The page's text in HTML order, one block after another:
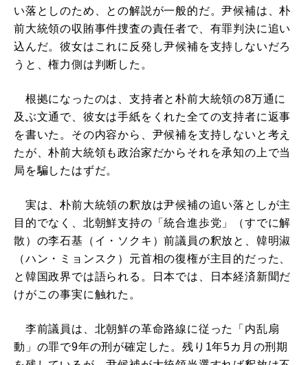
い落としのため、との解説が一般的だ。尹候補は、朴
前大統領の収賄事件捜査の責任者で、有罪判決に追い
込んだ。彼女はこれに反発し尹候補を支持しないだろ
うと、権力側は判断した。
根拠になったのは、支持者と朴前大統領の8万通に
及ぶ文通で、彼女は手紙をくれた全ての支持者に返事
を書いた。その内容から、尹候補を支持しないと考え
たが、朴前大統領も政治家だからそれを承知の上で当
局を騙したはずだ。
実は、朴前大統領の釈放は尹候補の追い落としが主
目的でなく、北朝鮮支持の「統合進歩党」（すでに解
散）の李石基（イ・ソクキ）前議員の釈放と、韓明淑
（ハン・ミョンスク）元首相の復権が主目的だった、
と韓国政界では語られる。日本では、日本経済新聞だ
けがこの事実に触れた。
李前議員は、北朝鮮の革命路線に従った「内乱扇
動」の罪で9年の刑が確定した。残り1年5カ月の刑期